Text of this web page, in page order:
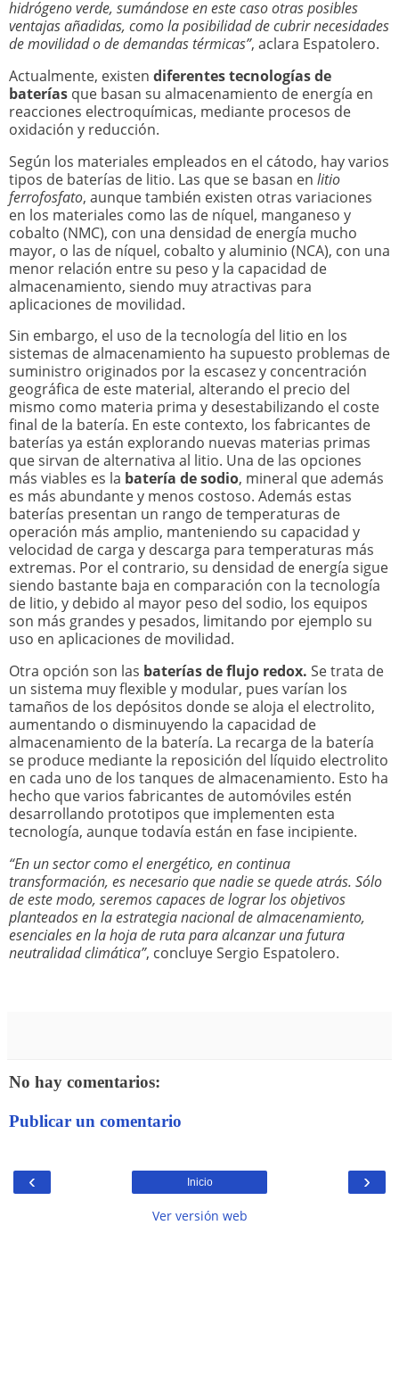
hidrógeno verde, sumándose en este caso otras posibles
ventajas añadidas, como la posibilidad de cubrir necesidades
de movilidad o de demandas térmicas”, aclara Espatolero.
Actualmente, existen diferentes tecnologías de
baterías que basan su almacenamiento de energía en
reacciones electroquímicas, mediante procesos de
oxidación y reducción.
Según los materiales empleados en el cátodo, hay varios
tipos de baterías de litio. Las que se basan en litio
ferrofosfato, aunque también existen otras variaciones
en los materiales como las de níquel, manganeso y
cobalto (NMC), con una densidad de energía mucho
mayor, o las de níquel, cobalto y aluminio (NCA), con una
menor relación entre su peso y la capacidad de
almacenamiento, siendo muy atractivas para
aplicaciones de movilidad.
Sin embargo, el uso de la tecnología del litio en los
sistemas de almacenamiento ha supuesto problemas de
suministro originados por la escasez y concentración
geográfica de este material, alterando el precio del
mismo como materia prima y desestabilizando el coste
final de la batería. En este contexto, los fabricantes de
baterías ya están explorando nuevas materias primas
que sirvan de alternativa al litio. Una de las opciones
más viables es la batería de sodio, mineral que además
es más abundante y menos costoso. Además estas
baterías presentan un rango de temperaturas de
operación más amplio, manteniendo su capacidad y
velocidad de carga y descarga para temperaturas más
extremas. Por el contrario, su densidad de energía sigue
siendo bastante baja en comparación con la tecnología
de litio, y debido al mayor peso del sodio, los equipos
son más grandes y pesados, limitando por ejemplo su
uso en aplicaciones de movilidad.
Otra opción son las baterías de flujo redox. Se trata de
un sistema muy flexible y modular, pues varían los
tamaños de los depósitos donde se aloja el electrolito,
aumentando o disminuyendo la capacidad de
almacenamiento de la batería. La recarga de la batería
se produce mediante la reposición del líquido electrolito
en cada uno de los tanques de almacenamiento. Esto ha
hecho que varios fabricantes de automóviles estén
desarrollando prototipos que implementen esta
tecnología, aunque todavía están en fase incipiente.
“En un sector como el energético, en continua
transformación, es necesario que nadie se quede atrás. Sólo
de este modo, seremos capaces de lograr los objetivos
planteados en la estrategia nacional de almacenamiento,
esenciales en la hoja de ruta para alcanzar una futura
neutralidad climática”, concluye Sergio Espatolero.
No hay comentarios:
Publicar un comentario
‹ ›
Inicio
Ver versión web